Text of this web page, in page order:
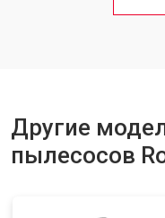
Другие
пылесосов